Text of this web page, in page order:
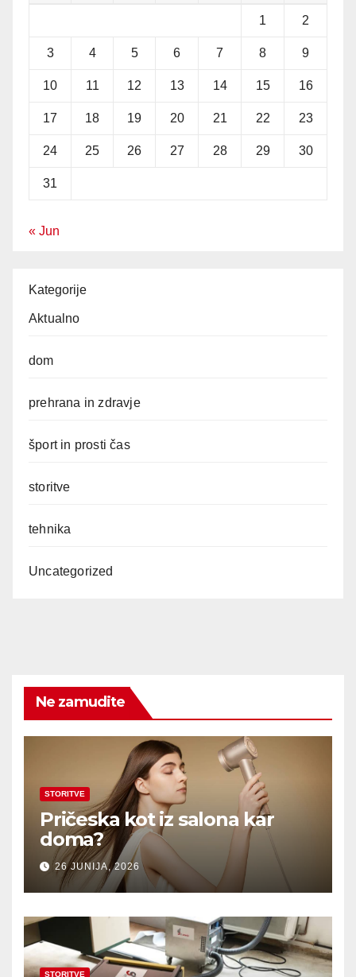
1 2
3 4 5 6 7 8 9
10 11 12 13 14 15 16
17 18 19 20 21 22 23
24 25 26 27 28 29 30
31
« Jun
Kategorije
Aktualno
dom
prehrana in zdravje
šport in prosti čas
storitve
tehnika
Uncategorized
Ne zamudite
STORITVE
Pričeska kot iz salona kar
doma?
26 JUNIJA, 2026
STORITVE